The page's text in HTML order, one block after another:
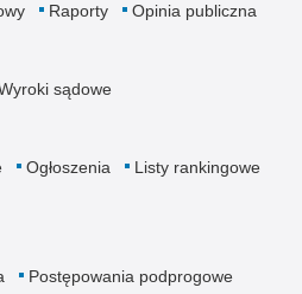
Raporty Opinia publiczna
sądowe
Ogłoszenia
Listy rankingowe
Postępowania podprogowe